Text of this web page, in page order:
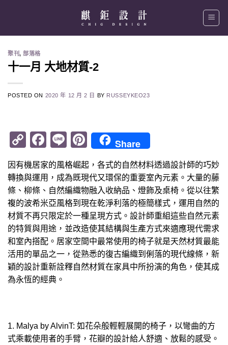
聚刊,部落格
十一月 大地材質-2
POSTED ON 2020 年 12 月 2 日 BY RUSSEYKEO23
Copy
Link
Facebook
LinePinterest
Share
因有機居家的風格崛起，各式的自然材料透過設計師的巧妙
轉換與運用，成為既現代又環保的重要室內元素。大量的藤
條、柳條、自然編織物融入收納品、燈飾及桌椅。從以往繁
複的波希米亞風格到現在乾淨利落的極簡樣式，運用自然的
材質不再只限定於一種呈現方式。設計師重組這些自然元素
的特質與用途，並改造使其結構與生產方式來適應現代需求
和室內搭配。居家空間中最常使用的椅子就是天然材質最能
活用的單品之一，從熟悉的復古編織到俐落的現代線條，新
穎的設計重新詮釋自然材質在家具中所扮演的角色，使其成
為永恆的經典。
1. Malya by AlvinT: 如花朵般輕輕展開的椅子，以彎曲的方
式乘載使用者的手臂，花瓣的設計給人舒適、放鬆的感受。